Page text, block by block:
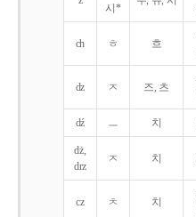
시*
ch ㅎ 흐
dz ㅈ 즈, 츠
dź ㅡ 치
dż,
drz
ㅈ 치
cz ㅊ 치